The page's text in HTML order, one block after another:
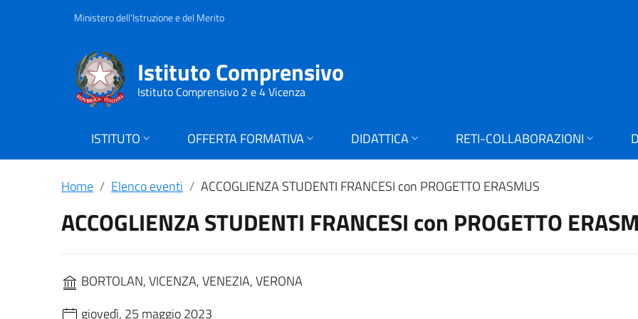
Ministero dell'Istruzione e del Merito
Istituto Comprensivo
Istituto Comprensivo 2 e 4 Vicenza
ISTITUTO OFFERTA FORMATIVA DIDATTICA RETI-COLLABORAZIONI
Home Elenco eventi ACCOGLIENZA STUDENTI FRANCESI con PROGETTO ERASMUS
ACCOGLIENZA STUDENTI FRANCESI con PROGETTO
BORTOLAN, VICENZA, VENEZIA, VERONA
giovedì, 25 maggio 2023